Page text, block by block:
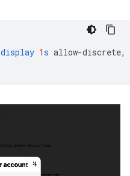
display 1s allow-discrete,